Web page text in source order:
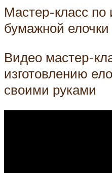
Мастер-класс по
бумажной елочки
Видео мастер-
изготовлению
своими руками